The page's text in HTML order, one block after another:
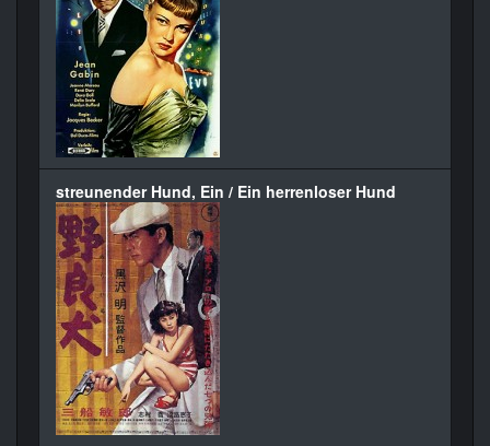
streunender Hund, Ein / Ein herrenloser Hund